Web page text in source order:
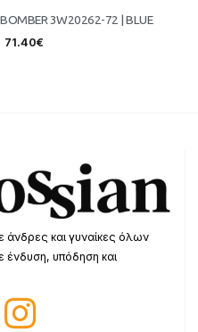
3W20262-72 | BLUE
71.40€
άνδρες και γυναίκες όλων
ένδυση, υπόδηση και